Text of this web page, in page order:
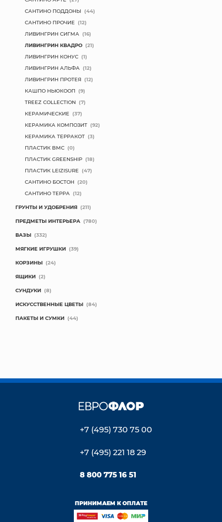
САНТИНО ПОДДОНЫ (44)
САНТИНО ПРОЧИЕ (12)
ЛИВИНГРИН СИГМА (16)
ЛИВИНГРИН КВАДРО (21)
ЛИВИНГРИН КОНУС (1)
ЛИВИНГРИН АЛЬФА (12)
ЛИВИНГРИН ПРОТЕЯ (12)
КАШПО НЬЮКООП (9)
TREEZ COLLECTION (7)
КЕРАМИЧЕСКИЕ (37)
КЕРАМИКА КОМПОЗИТ (92)
КЕРАМИКА ТЕРРАКОТ (3)
ПЛАСТИК BMC (0)
ПЛАСТИК GREENSHIP (18)
ПЛАСТИК LEIZISURE (47)
САНТИНО БОСТОН (20)
САНТИНО ТЕРРА (12)
ГРУНТЫ И УДОБРЕНИЯ (211)
ПРЕДМЕТЫ ИНТЕРЬЕРА (780)
ВАЗЫ (332)
МЯГКИЕ ИГРУШКИ (39)
КОРЗИНЫ (24)
ЯЩИКИ (2)
СУНДУКИ (8)
ИСКУССТВЕННЫЕ ЦВЕТЫ (84)
ПАКЕТЫ И СУМКИ (44)
+7 (495) 730 75 00
+7 (495) 221 18 29
8 800 775 16 51
ПРИНИМАЕМ К ОПЛАТЕ